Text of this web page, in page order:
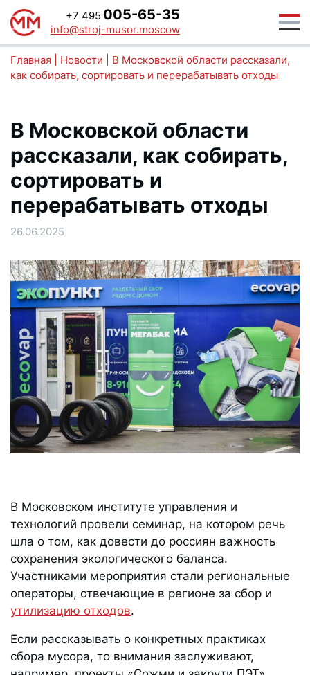
+7 495 005-65-35
info@stroj-musor.moscow
Главная Новости
В Московской области рассказали,
как собирать, сортировать и перерабатывать отходы
В Московской области
рассказали, как собирать,
сортировать и
перерабатывать отходы
26.06.2025
В Московском институте управления и
технологий провели семинар, на котором речь
шла о том, как довести до россиян важность
сохранения экологического баланса.
Участниками мероприятия стали региональные
операторы, отвечающие в регионе за сбор и
утилизацию отходов.
Если рассказывать о конкретных практиках
сбора мусора, то внимания заслуживают,